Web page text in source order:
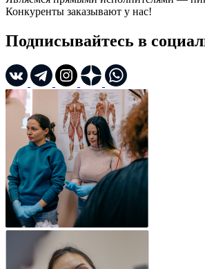
Конкуренты заказывают у нас!
Подписывайтесь в